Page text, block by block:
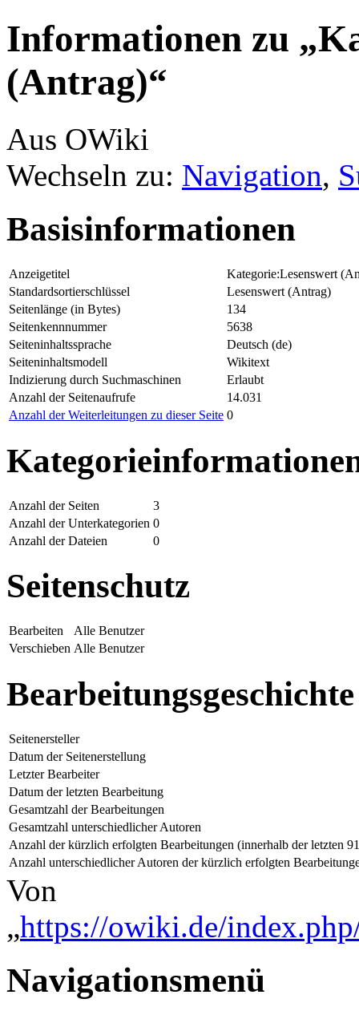
Informationen zu
(Antrag)“
Aus OWiki
Wechseln zu: Navigation,
Basisinformationen
Anzeigetitel
Kategorie:Lesenswert
Standardsortierschlüssel
Lesenswert (Antrag)
Seitenlänge (in Bytes)
134
Seitenkennnummer
5638
Seiteninhaltssprache
Deutsch (de)
Seiteninhaltsmodell
Wikitext
Indizierung durch Suchmaschinen
Erlaubt
Anzahl der Seitenaufrufe
14.031
Anzahl der Weiterleitungen zu dieser Seite 0
Anzahl der Seiten
3
Anzahl der Unterkategorien 0
Anzahl der Dateien
0
Seitenschutz
Bearbeiten
Alle Benutzer
Verschieben Alle Benutzer
Bearbeitungsgeschichte
Seitenersteller
Datum der Seitenerstellung
Letzter Bearbeiter
Datum der letzten Bearbeitung
Gesamtzahl der Bearbeitungen
Gesamtzahl unterschiedlicher Autoren
Anzahl der kürzlich erfolgten Bearbeitungen (innerhalb der letzten
Anzahl unterschiedlicher Autoren der kürzlich erfolgten
Von
„https://owiki.de/
Navigationsmenü